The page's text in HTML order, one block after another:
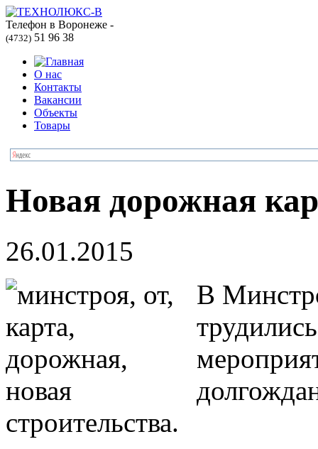
Телефон в Воронеже -
(4732) 51 96 38
О нас
Контакты
Вакансии
Объекты
Товары
Новая дорожная
26.01.2015
В
строительства.